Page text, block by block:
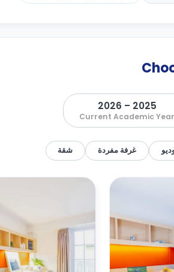
2025 – 2026
Current Academic Year
غرفة مفردة شقة